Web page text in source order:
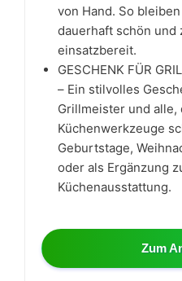
von Hand. So
dauerhaft schön und
einsatzbereit.
GESCHENK FÜR
– Ein stilvolles
Grillmeister und
Küchenwerkzeuge
Geburtstage,
oder als Ergänzung
Küchenausstattung.
Zum